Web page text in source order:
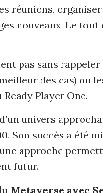
réunions,
nouveaux. Le tout
pas sans
des cas) ou
Player One.
univers
Son succès a été
approche
futur.
Metaverse avec